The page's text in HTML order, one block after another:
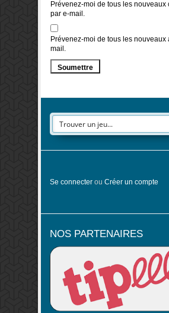
Prévenez-moi de tous les nouveaux
par e-mail.
Prévenez-moi de tous les nouveaux
mail.
Se connecter ou Créer un compte
NOS PARTENAIRES